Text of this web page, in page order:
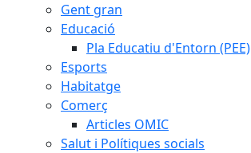
Gent gran
Educació
Pla Educatiu d'Entorn (PEE)
Esports
Habitatge
Comerç
Articles OMIC
Salut i Polítiques socials